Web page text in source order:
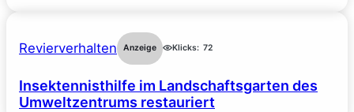
Revierverhalten Anzeige Klicks: 72
Insektennisthilfe im Landschaftsgarten des
Umweltzentrums restauriert